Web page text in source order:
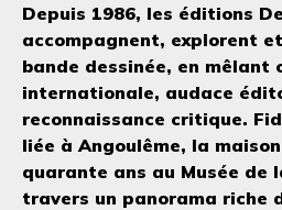
Depuis 1986, les éditions
accompagnent, explorent
bande dessinée, en
internationale, audace
reconnaissance critique.
liée à Angoulême, la
quarante ans au Musée de
travers un panorama riche